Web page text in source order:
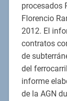
procesados
Florencio
2012. El
contratos
de
del
informe
de la AGN